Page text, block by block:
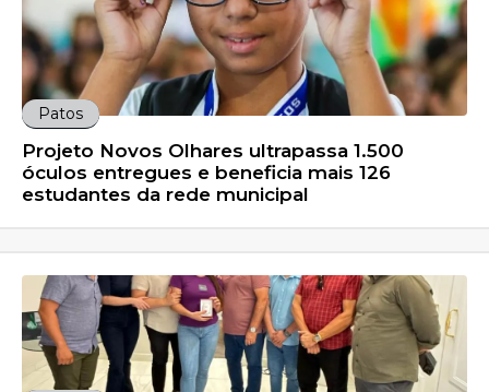
Patos
Projeto Novos Olhares ultrapassa 1.500
óculos entregues e beneficia mais 126
estudantes da rede municipal